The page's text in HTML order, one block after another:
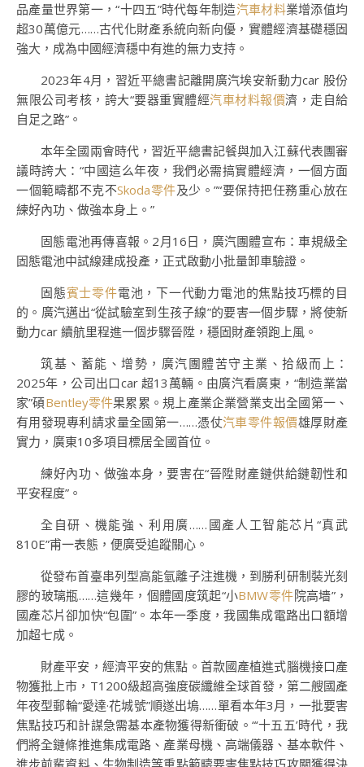
品產量世界第一，“十四五”時代每年制造汽車材料業增添值均
超30萬億元……古代化財產系統向新向優，實體經濟基礎穩固
強大，成為中國經濟穩中有進的無力支持。
2023年4月，習近平總書記離開廣汽埃安新動力car 股份
無限公司考核，誇大“要器重實體經汽車材料報價濟，走自給
自足之路”。
本年全國兩會時代，習近平總書記餐與加入江蘇代表團審
議時誇大：“中國這么年夜，我們必需搞實體經濟，一個方面
一個範疇都不克不Skoda零件及少。”“要保持把任務重心放在
練好內功、做強本身上。”
固態電池再傳喜報。2月16日，廣汽團體宣布：車規級全
固態電池中試線建成投產，正式啟動小批量卸車驗證。
固態賓士零件電池，下一代動力電池的焦點技巧標的目
的。廣汽邁出“從試驗室到生孩子線”的要害一個步驟，將使新
動力car 續航里程進一個步驟晉陞，穩固財產領跑上風。
筑基、蓄能、增勢，廣汽團體苦守主業、拾級而上：
2025年，公司出口car 超13萬輛。由廣汽看廣東，“制造業當
家”碩Bentley零件果累累。規上產業企業營業支出全國第一、
有用發現專利請求量全國第一……憑仗汽車零件報價雄厚財產
實力，廣東10多項目標居全國首位。
練好內功、做強本身，要害在“晉陞財產鏈供給鏈韌性和
平安程度”。
全自研、機能強、利用廣……國產人工智能芯片“真武
810E”甫一表態，便廣受追蹤關心。
從發布首臺串列型高能氫離子注進機，到勝利研制裝光刻
膠的玻璃瓶……這幾年，個體國度筑起“小BMW零件院高墻”，
國產芯片卻加快“包圍”。本年一季度，我國集成電路出口額增
加超七成。
財產平安，經濟平安的焦點。首款國產植進式腦機接口產
物獲批上市，T1200級超高強度碳纖維全球首發，第二艘國產
年夜型郵輪“愛達·花城號”順遂出塢……單看本年3月，一批要害
焦點技巧和計謀急需基本產物獲得新衝破。“‘十五五’時代，我
們將全鏈條推進集成電路、產業母機、高端儀器、基本軟件、
進步前輩資料、生物制造等重點範疇要害焦點技巧攻關獲得決